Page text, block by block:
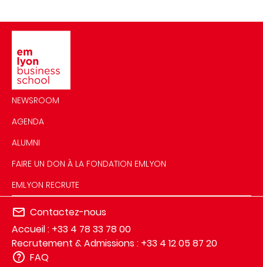
NEWSROOM
AGENDA
ALUMNI
FAIRE UN DON À LA FONDATION EMLYON
EMLYON RECRUTE
Contactez-nous
Accueil : +33 4 78 33 78 00
Recrutement & Admissions : +33 4 12 05 87 20
FAQ